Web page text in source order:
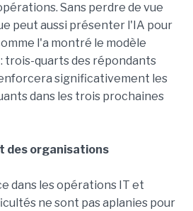
Sans perdre de vue
peut aussi présenter l'IA pour
l'a montré le modèle
trois-quarts des répondants
significativement les
dans les trois prochaines
des organisations
dans les opérations IT et
ne sont pas aplanies pour